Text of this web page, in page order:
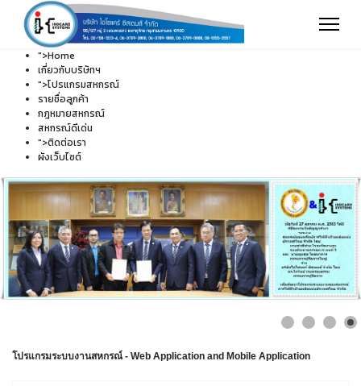
">Home
เกี่ยวกับบริษัทฯ
">โปรแกรมสหกรณ์
รายชื่อลูกค้า
กฎหมายสหกรณ์
สหกรณ์ดีเด่น
">ติดต่อเรา
ผังเว็บไซต์
โปรแกรมระบบงานสหกรณ์ - Web Application and Mobile Application